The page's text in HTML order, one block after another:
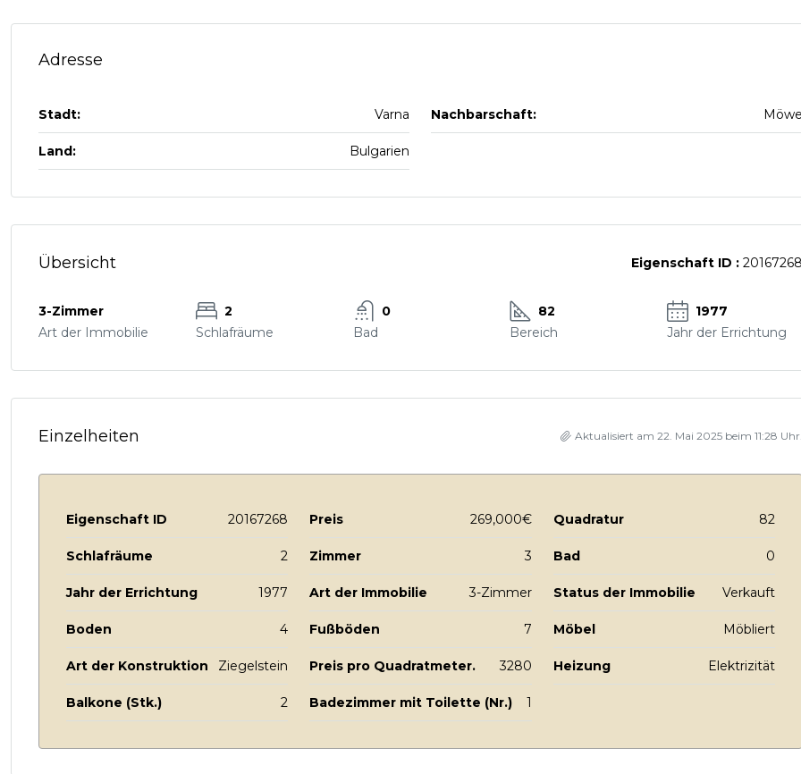
Adresse
Stadt: Varna Nachbarschaft:
Land: Bulgarien
Übersicht Eigenschaft ID :
3-Zimmer
Art der Immobilie
2
Schlafräume
0
Bad
82
Bereich
1977
Jahr der Errichtung
Einzelheiten Aktualisiert am 22. Mai 2025 beim 11:28
Eigenschaft ID 20167268 Preis 269,000€ Quadratur 82
Schlafräume 2 Zimmer 3 Bad 0
Jahr der Errichtung 1977 Art der Immobilie 3-Zimmer Status der Immobilie Verkauft
Boden 4 Fußböden 7 Möbel Möbliert
Art der Konstruktion Ziegelstein Preis pro Quadratmeter. 3280 Heizung Elektrizität
Balkone (Stk.) 2 Badezimmer mit Toilette (Nr.) 1